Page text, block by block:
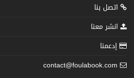
اتصل بنا
انشر معنا
إدعمنا
contact@foulabook.com